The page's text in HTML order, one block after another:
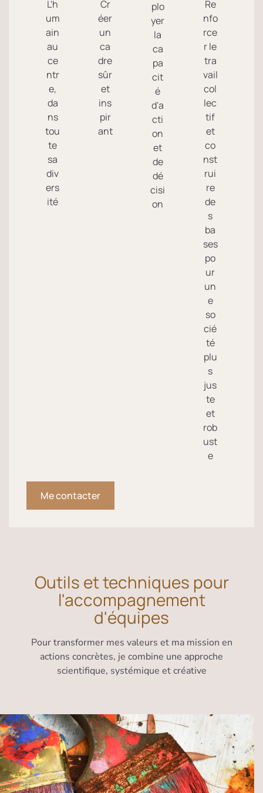
L'h
um
ain
au
ce
ntr
e,
da
ns
tou
te
sa
div
ers
ité
Cr
éer
un
ca
dre
sûr
et
ins
pir
ant
plo
yer
la
ca
pa
cit
é
d'a
cti
on
et
de
dé
cisi
on
Re
nfo
rce
r le
tra
vail
col
lec
tif
et
co
nst
rui
re
de
s
ba
ses
po
ur
un
e
so
cié
té
plu
s
jus
te
et
rob
ust
e
Me contacter
Outils et techniques pour
l'accompagnement
d'équipes
Pour transformer mes valeurs et ma mission en
actions concrètes, je combine une approche
scientifique, systémique et créative